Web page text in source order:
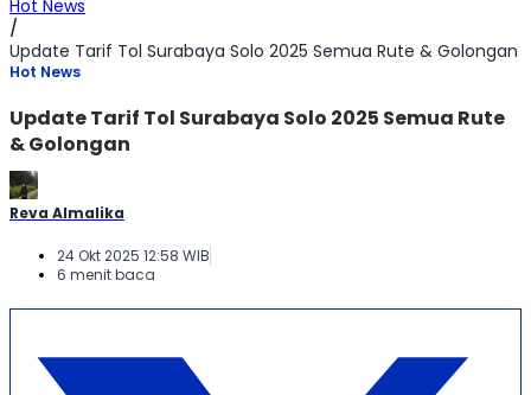
Hot News
/
Update Tarif Tol Surabaya Solo 2025 Semua Rute & Golongan
Hot News
Update Tarif Tol Surabaya Solo 2025 Semua Rute
& Golongan
Reva Almalika
24 Okt 2025 12:58 WIB
6 menit baca